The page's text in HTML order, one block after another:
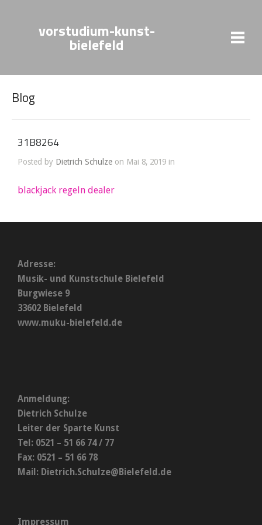
vorstudium-kunst-
bielefeld
Blog
31B8264
Posted by Dietrich Schulze on Mai 8, 2019 in
blackjack regeln dealer
Adresse:
Musik- und Kunstschule Bielefeld
Burgwiese 9
33602 Bielefeld
www.muku-bielefeld.de
Anmeldung:
Dietrich Schulze
Leiter der Sparte Kunst
Tel: 0521 – 51 66 74 / 77
Fax: 0521 – 51 66 78
Mail: Dietrich.Schulze@Bielefeld.de
Impressum